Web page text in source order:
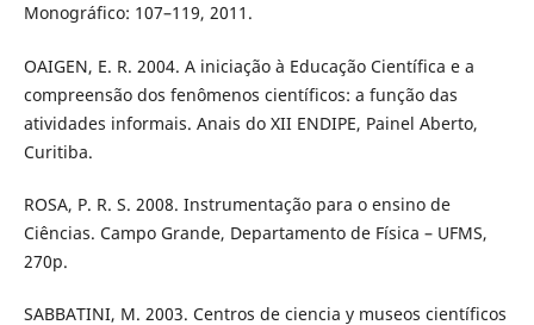
Monográfico: 107–119, 2011.
OAIGEN, E. R. 2004. A iniciação à Educação Científica e a
compreensão dos fenômenos científicos: a função das
atividades informais. Anais do XII ENDIPE, Painel Aberto,
Curitiba.
ROSA, P. R. S. 2008. Instrumentação para o ensino de
Ciências. Campo Grande, Departamento de Física – UFMS,
270p.
SABBATINI, M. 2003. Centros de ciencia y museos científicos